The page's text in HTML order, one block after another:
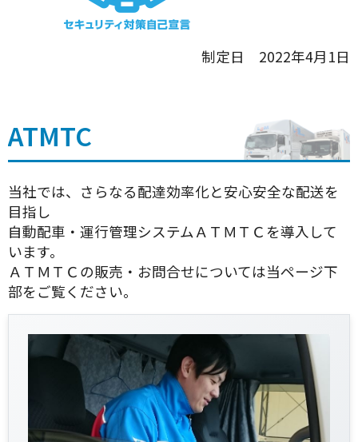
制定日 2022年4月1日
ATMTC
当社では、さらなる配達効率化と安心安全な配送を
目指し
自動配車・運行管理システムＡＴＭＴＣを導入して
います。
ＡＴＭＴＣの販売・お問合せについては当ページ下
部をご覧ください。